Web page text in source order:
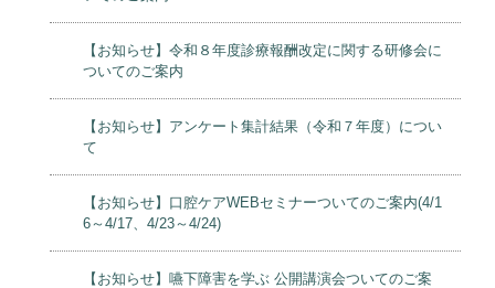
【お知らせ】令和８年度診療報酬改定に関する研修会に
ついてのご案内
【お知らせ】アンケート集計結果（令和７年度）につい
て
【お知らせ】口腔ケアWEBセミナーついてのご案内(4/1
6～4/17、4/23～4/24)
【お知らせ】嚥下障害を学ぶ 公開講演会ついてのご案